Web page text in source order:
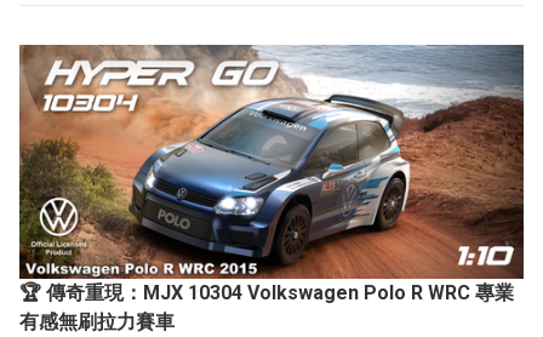
🏆 傳奇重現：MJX 10304 Volkswagen Polo R WRC 專業
有感無刷拉力賽車